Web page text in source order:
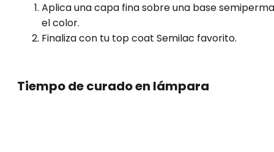
Aplica una capa fina sobre una base
el color.
Finaliza con tu top coat Semilac favorito.
Tiempo de curado en lámpara